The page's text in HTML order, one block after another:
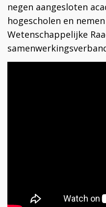
negen aangesloten
hogescholen en
Wetenschappelijke